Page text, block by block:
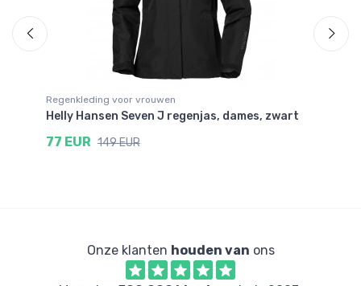
Regenkleding voor vrouwen
Helly Hansen Seven J regenjas, dames, zwart
77 EUR 149 EUR
Onze klanten houden van ons